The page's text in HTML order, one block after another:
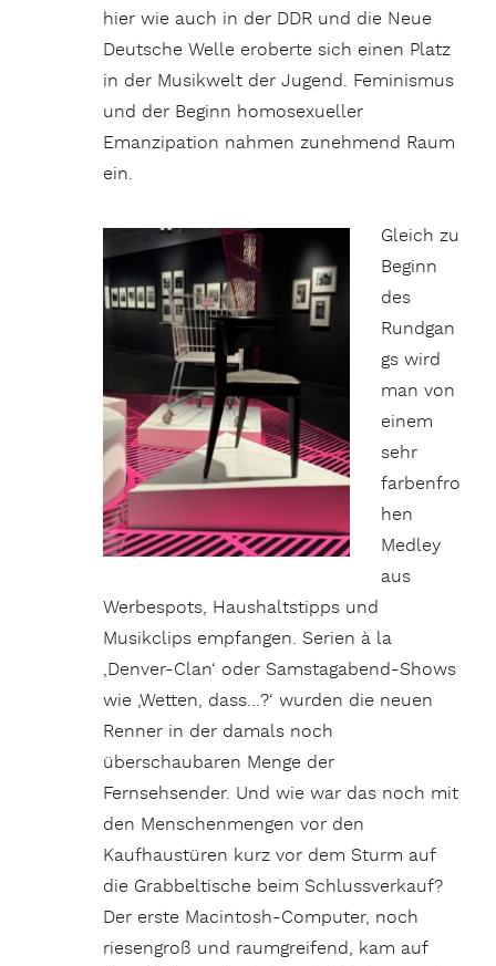
hier wie auch in der DDR und die Neue
Deutsche Welle eroberte sich einen Platz
in der Musikwelt der Jugend. Feminismus
und der Beginn homosexueller
Emanzipation nahmen zunehmend Raum
ein.
Gleich zu
Beginn
des
Rundgan
gs wird
man von
einem
sehr
farbenfro
hen
Medley
aus
Werbespots, Haushaltstipps und
Musikclips empfangen. Serien à la
‚Denver-Clan‘ oder Samstagabend-Shows
wie ‚Wetten, dass…?‘ wurden die neuen
Renner in der damals noch
überschaubaren Menge der
Fernsehsender. Und wie war das noch mit
den Menschenmengen vor den
Kaufhaustüren kurz vor dem Sturm auf
die Grabbeltische beim Schlussverkauf?
Der erste Macintosh-Computer, noch
riesengroß und raumgreifend, kam auf